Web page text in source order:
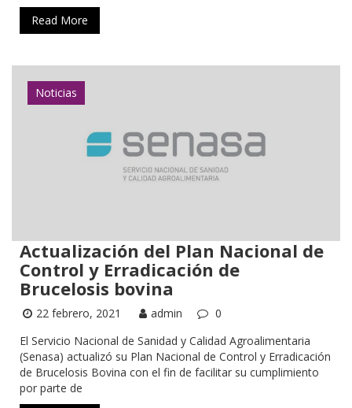
Read More
Noticias
Actualización del Plan Nacional de
Control y Erradicación de
Brucelosis bovina
22 febrero, 2021 admin
0
El Servicio Nacional de Sanidad y Calidad Agroalimentaria
(Senasa) actualizó su Plan Nacional de Control y Erradicación
de Brucelosis Bovina con el fin de facilitar su cumplimiento
por parte de